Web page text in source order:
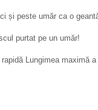
și peste umăr ca o
purtat pe un umăr!
Lungimea maximă